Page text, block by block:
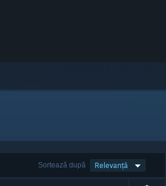
Sortează după Relevanță